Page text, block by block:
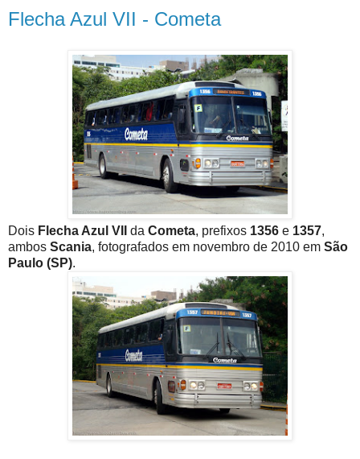
Flecha Azul VII - Cometa
Dois Flecha Azul VII da Cometa, prefixos 1356 e 1357,
ambos Scania, fotografados em novembro de 2010 em São
Paulo (SP).